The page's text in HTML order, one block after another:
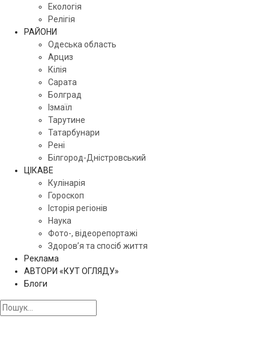
Екологія
Релігія
РАЙОНИ
Одеська область
Арциз
Кілія
Сарата
Болград
Ізмаїл
Тарутине
Татарбунари
Рені
Білгород-Дністровський
ЦІКАВЕ
Кулінарія
Гороскоп
Історія регіонів
Наука
Фото-, відеорепортажі
Здоров’я та спосіб життя
Реклама
АВТОРИ «КУТ ОГЛЯДУ»
Блоги